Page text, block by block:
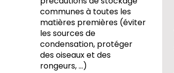
communes à toutes les
matières premières (éviter
les sources de
condensation, protéger
des oiseaux et des
rongeurs, …)